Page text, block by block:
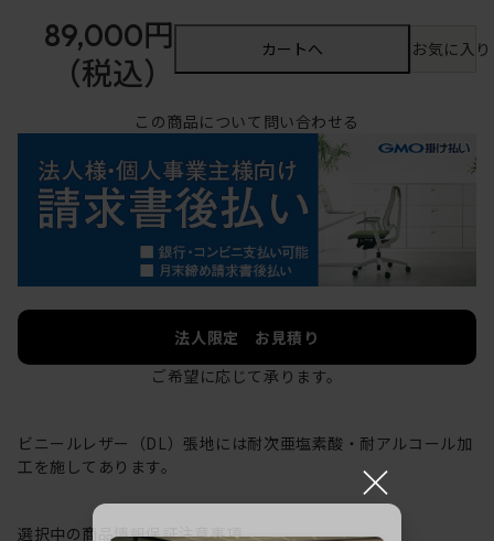
89,000円
（税込）
カートへ お気に入
この商品について問い合わせる
法人限定 お見積り
ご希望に応じて承ります。
ビニールレザー（DL）張地には耐次亜塩素酸・耐アルコール加
工を施してあります。
選択中の商品情報保証注意事項
×